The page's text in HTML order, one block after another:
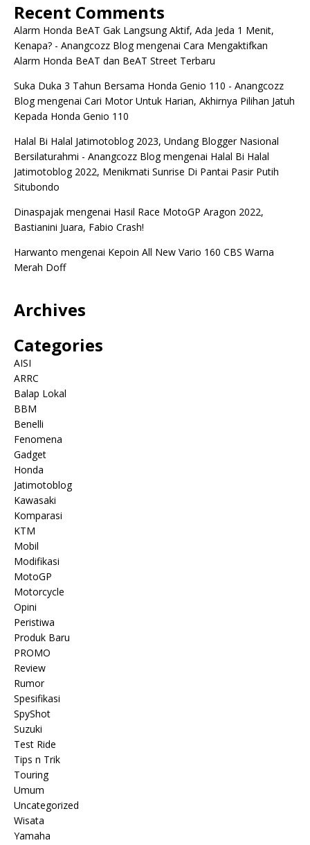
Recent Comments
Alarm Honda BeAT Gak Langsung Aktif, Ada Jeda 1 Menit,
Kenapa? - Anangcozz Blogmengenai Cara Mengaktifkan
Alarm Honda BeAT dan BeAT Street Terbaru
Suka Duka 3 Tahun Bersama Honda Genio 110 - Anangcozz
Blogmengenai Cari Motor Untuk Harian, Akhirnya Pilihan Jatuh
Kepada Honda Genio 110
Halal Bi Halal Jatimotoblog 2023, Undang Blogger Nasional
Bersilaturahmi - Anangcozz Blogmengenai Halal Bi Halal
Jatimotoblog 2022, Menikmati Sunrise Di Pantai Pasir Putih
Situbondo
Dinaspajak mengenai Hasil Race MotoGP Aragon 2022,
Bastianini Juara, Fabio Crash!
Harwanto mengenai Kepoin All New Vario 160 CBS Warna
Merah Doff
Archives
Categories
AISI
ARRC
Balap Lokal
BBM
Benelli
Fenomena
Gadget
Honda
Jatimotoblog
Kawasaki
Komparasi
KTM
Mobil
Modifikasi
MotoGP
Motorcycle
Opini
Peristiwa
Produk Baru
PROMO
Review
Rumor
Spesifikasi
SpyShot
Suzuki
Test Ride
Tips n Trik
Touring
Umum
Uncategorized
Wisata
Yamaha